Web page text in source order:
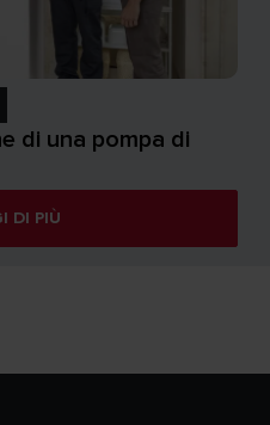
di una pompa di
DI PIÙ